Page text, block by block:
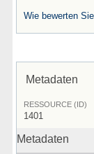
Wie bewerten
Metadaten
RESSOURCE (ID)
1401
Metadaten